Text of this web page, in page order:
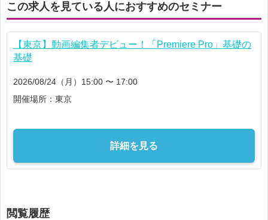
この求人を見ている人におすすめのセミナー
【東京】動画編集者デビュー！「Premiere Pro」基礎の
基礎
2026/08/24（月）15:00 〜 17:00
開催場所：東京
詳細を見る
閲覧履歴